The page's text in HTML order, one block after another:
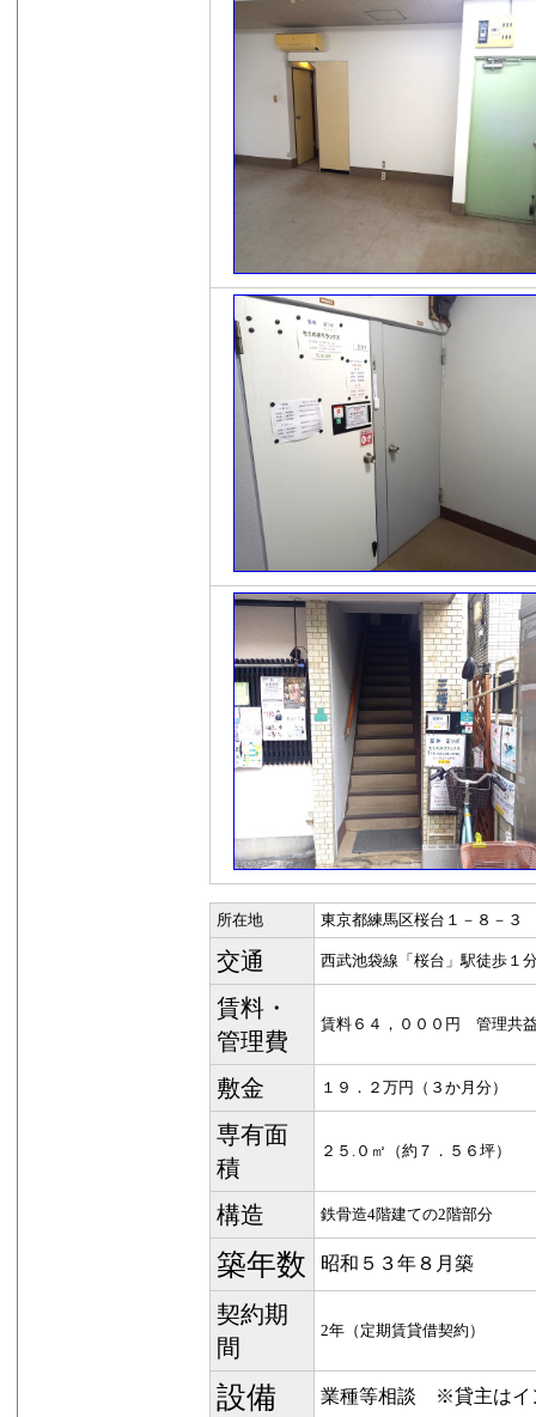
所在地 東京都練馬区桜台１－８－３
交通 西武池袋線「桜台」駅徒歩１
賃料・
管理費
賃料６４，０００円 管理共
敷金 １９．２万円（３か月分）
専有面
積
２５.０㎡（約７．５６坪）
構造 鉄骨造4階建ての2階部分
築年数 昭和５３年８月築
契約期
間
2年（定期賃貸借契約）
設備 業種等相談 ※貸主はイ